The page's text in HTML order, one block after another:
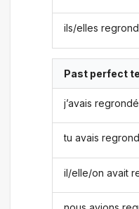
ils/elles
Past perfect
j’avais regrondé
tu avais
il/elle/on avait